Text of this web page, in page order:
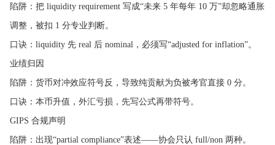
陷阱：把 liquidity requirement 写成“未来 5 年每年 10 万”却忽略通胀
调整，被扣 1 分专业判断。
口诀：liquidity 先 real 后 nominal，必须写“adjusted for inflation”。
业绩归因
陷阱：货币对冲效应符号反，导致纯贡献为负被考官直接 0 分。
口诀：本币升值，外汇亏损，先写公式再带符号。
GIPS 合规声明
陷阱：出现“partial compliance”表述——协会只认 full/non 两种。